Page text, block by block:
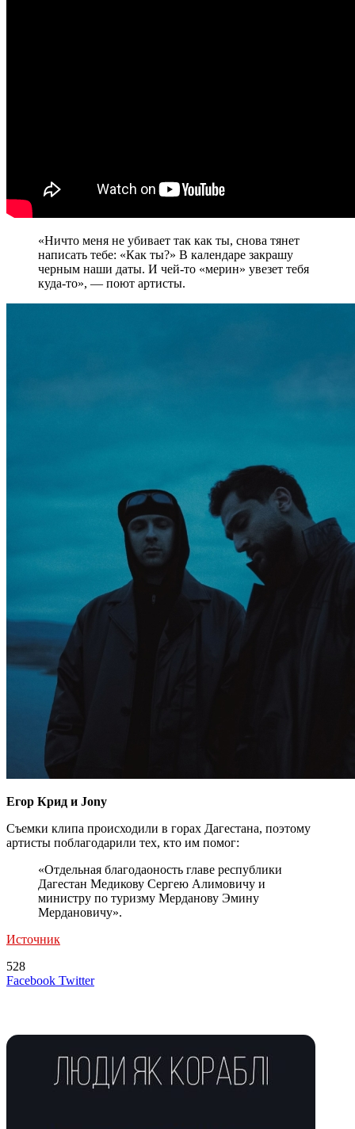
«Ничто меня не убивает так как ты, снова тянет
написать тебе: «Как ты?» В календаре закрашу
черным наши даты. И чей-то «мерин» увезет тебя
куда-то», — поют артисты.
Егор Крид и Jony
Съемки клипа происходили в горах Дагестана, поэтому
артисты поблагодарили тех, кто им помог:
«Отдельная благодаоность главе республики
Дагестан Медикову Сергею Алимовичу и
министру по туризму Мерданову Эмину
Мердановичу».
Источник
528
Facebook TwitterLinkedIn
Tumblr
Reddit
Вконтакте
Одноклассники
Skype
Messenger
Messenger
WhatsApp
Telegram
Viber
Line
Поделиться
Печатать